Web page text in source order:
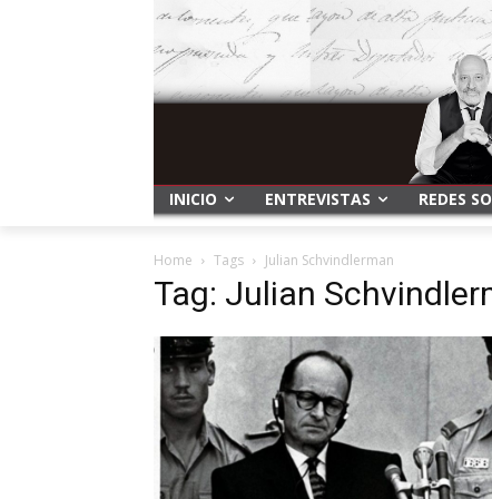
INICIO ENTREVISTAS REDES
Home Tags Julian Schvindlerman
Tag: Julian